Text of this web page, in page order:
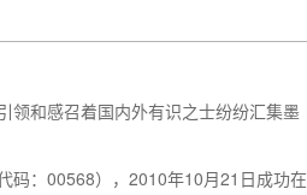
和感召着国内外有识之士纷纷汇集墨
：00568），2010年10月21日成功在